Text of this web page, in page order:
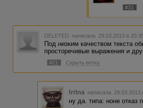
#31
DELETED написала 29.03.2013 в
Под низким качеством текста
просторечивые выражения и
#21 Скрыть ветку
Iritna написала 29.03.2013
ну да. типа: ноне отказ